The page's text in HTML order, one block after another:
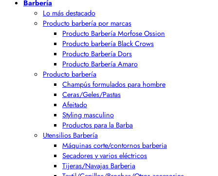
Barbería
Lo más destacado
Producto barbería por marcas
Producto Barbería Morfose Ossion
Producto barbería Black Crows
Producto Barbería Dors
Producto Barbería Amaro
Producto barbería
Champús formulados para hombre
Ceras/Geles/Pastas
Afeitado
Styling masculino
Productos para la Barba
Utensilios Barbería
Máquinas corte/contornos barberia
Secadores y varios eléctricos
Tijeras/Navajas Barberia